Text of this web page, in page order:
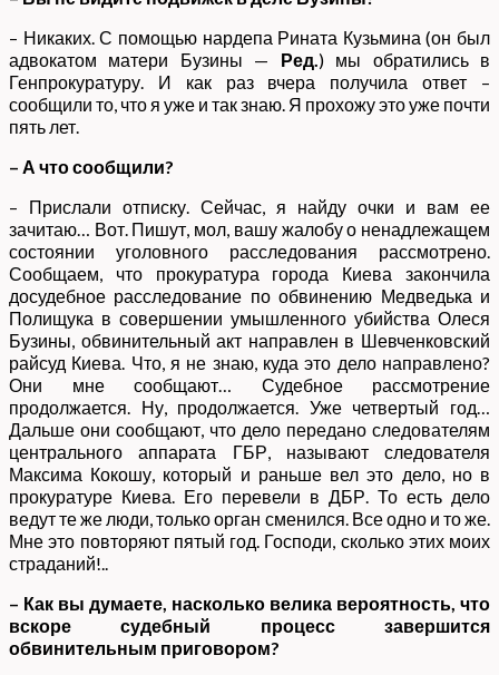
– Никаких. С помощью нардепа Рината Кузьмина (он был
адвокатом матери Бузины — Ред.) мы обратились в
Генпрокуратуру. И как раз вчера получила ответ –
сообщили то, что я уже и так знаю. Я прохожу это уже почти
пять лет.
– А что сообщили?
– Прислали отписку. Сейчас, я найду очки и вам ее
зачитаю… Вот. Пишут, мол, вашу жалобу о ненадлежащем
состоянии уголовного расследования рассмотрено.
Сообщаем, что прокуратура города Киева закончила
досудебное расследование по обвинению Медведька и
Полищука в совершении умышленного убийства Олеся
Бузины, обвинительный акт направлен в Шевченковский
райсуд Киева. Что, я не знаю, куда это дело направлено?
Они мне сообщают… Судебное рассмотрение
продолжается. Ну, продолжается. Уже четвертый год…
Дальше они сообщают, что дело передано следователям
центрального аппарата ГБР, называют следователя
Максима Кокошу, который и раньше вел это дело, но в
прокуратуре Киева. Его перевели в ДБР. То есть дело
ведут те же люди, только орган сменился. Все одно и то же.
Мне это повторяют пятый год. Господи, сколько этих моих
страданий!..
– Как вы думаете, насколько велика вероятность, что
вскоре судебный процесс завершится
обвинительным приговором?